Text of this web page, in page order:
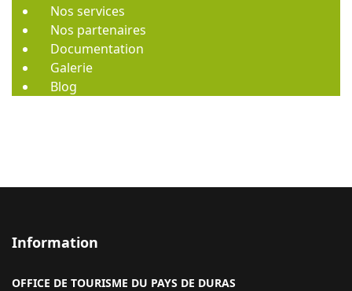
Nos services
Nos partenaires
Documentation
Galerie
Blog
Information
OFFICE DE TOURISME DU PAYS DE DURAS